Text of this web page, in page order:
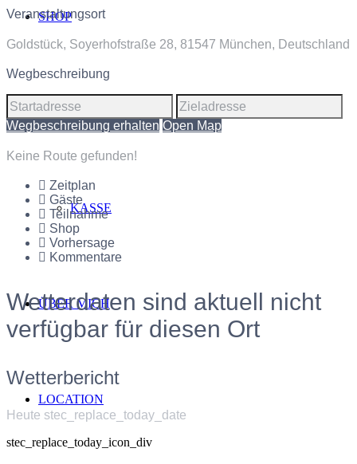
SHOP
WARENKORB
KASSE
ÜBER MICH
LOCATION
Veranstaltungsort
Goldstück, Soyerhofstraße 28, 81547 München, Deutschland
Wegbeschreibung
Wegbeschreibung erhalten Open Map
Keine Route gefunden!
Zeitplan
Gäste
Teilnahme
Shop
Vorhersage
Kommentare
Wetterdaten sind aktuell nicht
verfügbar für diesen Ort
Wetterbericht
Heute stec_replace_today_date
stec_replace_today_icon_div